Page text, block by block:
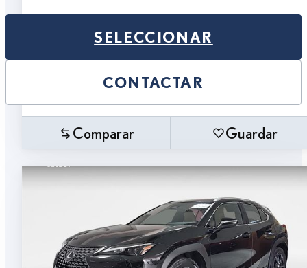
SELECCIONAR
CONTACTAR
Comparar Guardar